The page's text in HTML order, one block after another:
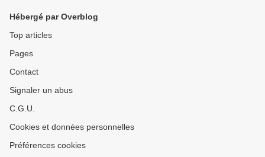
Hébergé par Overblog
Top articles
Pages
Contact
Signaler un abus
C.G.U.
Cookies et données personnelles
Préférences cookies